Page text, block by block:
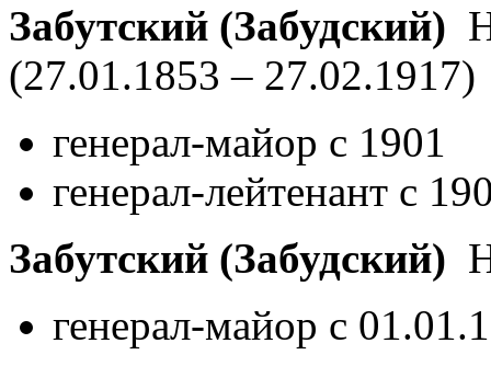
Забутский (Забудский)
(27.01.1853 – 27.02.1917)
генерал-майор с 1901
генерал-лейтенант с
Забутский (Забудский)
генерал-майор с